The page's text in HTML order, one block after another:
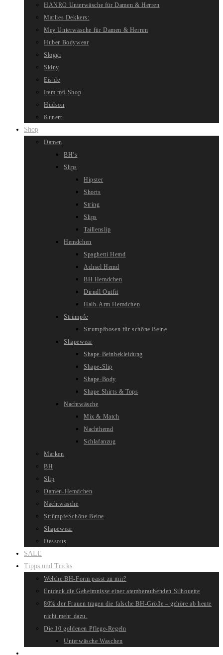
HANRO Unterwäsche für Damen & Herren
Marlies Dekkers:
Mey Unterwäsche für Damen & Herren
Huber Bodywear
Sloggi
Skiny
Eis.de
Item m6-Shop
Hudson
Kunert
Shop
Damen
BH’s
Slips
Hipster
Shorts
String
Slips
Taillenslip
Hemdchen
Spaghetti Hemd
Achsel Hemd
BH Hemdchen
Dirndl Outfit
Halb-Arm Hemdchen
Strümpfe
Strumpfhosen für schöne Beine
Shapewear
Shape-Beinbekleidung
Shape-Slip
Shape-Body
Shape Shirts & Tops
Nachtwäsche
Mix & Match
Nachthemd
Schlafanzug
Marken
BH
Slip
Damen-Hemdchen
Nachtwäsche
StrümpfeSchöne Beine
Shapewear
Dessous
SALE
Tipps und Tricks
Welche BH-Form passt zu mir?
Entdeck die Geheimnisse einer atemberaubenden Silhouette
80% der Frauen tragen die falsche BH-Größe – gehöre ab heute
nicht mehr dazu.
Die 10 goldenen Pflege-Regeln
Unterwäsche Waschen